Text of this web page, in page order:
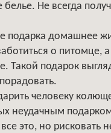
Не всегда
подарка домашнее
о питомце,
Такой подарок
человеку
неудачным
это, но рисковать